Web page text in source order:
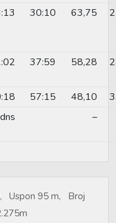
30:10 63,75
37:59 58,28
57:15 48,10
dns –
Uspon 95 m, Broj